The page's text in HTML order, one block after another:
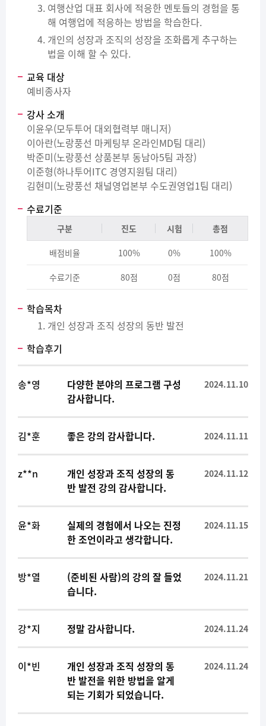
여행산업 대표 회사에 적응한 멘토들의 경험을 통
해 여행업에 적응하는 방법을 학습한다.
개인의 성장과 조직의 성장을 조화롭게 추구하는
법을 이해 할 수 있다.
교육 대상
예비종사자
강사 소개
이윤우(모두투어 대외협력부 매니저)
이아란(노랑풍선 마케팅부 온라인MD팀 대리)
박준미(노랑풍선 상품본부 동남아5팀 과장)
이준형(하나투어ITC 경영지원팀 대리)
김현미(노랑풍선 채널영업본부 수도권영업1팀 대리)
수료기준
구분 진도 시험 총점
배점비율 100% 0% 100%
수료기준 80점 0점 80점
학습목차
개인 성장과 조직 성장의 동반 발전
학습후기
송*영
다양한 분야의 프로그램 구성
감사합니다.
2024.11.10
김*훈 좋은 강의 감사합니다. 2024.11.11
z**n
개인 성장과 조직 성장의 동
반 발전 강의 감사합니다.
2024.11.12
윤*화
실제의 경험에서 나오는 진정
한 조언이라고 생각합니다.
2024.11.15
방*열
(준비된 사람)의 강의 잘 들었
습니다.
2024.11.21
강*지 정말 감사합니다. 2024.11.24
이*빈
개인 성장과 조직 성장의 동
반 발전을 위한 방법을 알게
되는 기회가 되었습니다.
2024.11.24